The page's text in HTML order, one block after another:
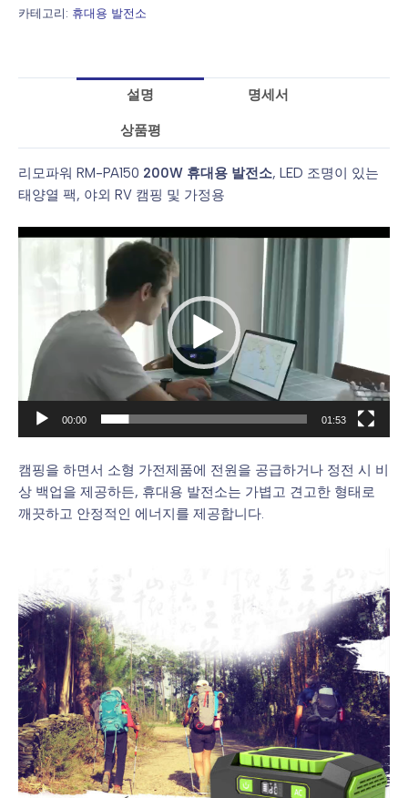
카테고리: 휴대용 발전소
설명 명세서
상품평
리모파워 RM-PA150 200W 휴대용 발전소, LED 조명이 있는
태양열 팩, 야외 RV 캠핑 및 가정용
동
00:00 01:53
캠핑을 하면서 소형 가전제품에 전원을 공급하거나 정전 시 비
상 백업을 제공하든, 휴대용 발전소는 가볍고 견고한 형태로
깨끗하고 안정적인 에너지를 제공합니다.